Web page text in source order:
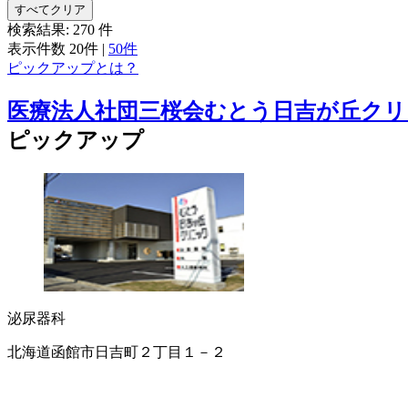
すべてクリア
検索結果: 270 件
表示件数 20件 | 50件
ピックアップとは？
医療法人社団三桜会むとう日吉が丘ク
ピックアップ
泌尿器科
北海道函館市日吉町２丁目１－２